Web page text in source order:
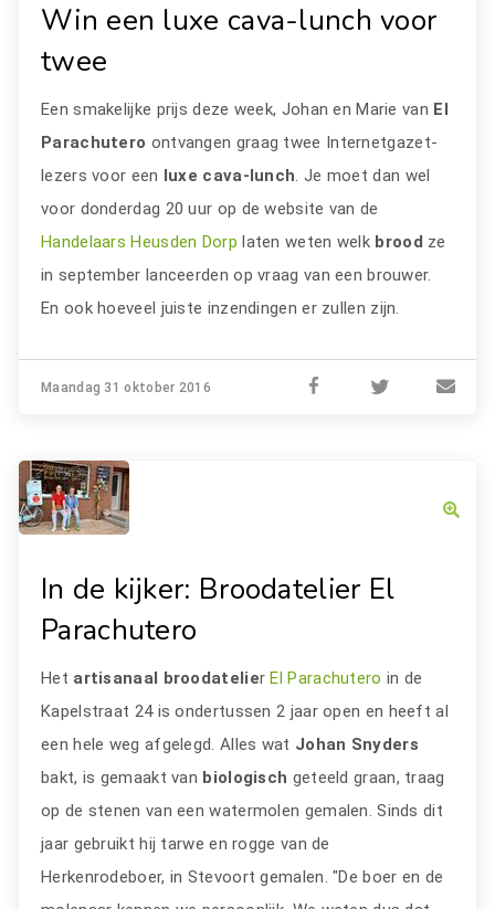
Win een luxe cava-lunch voor
twee
Een smakelijke prijs deze week, Johan en Marie van El
Parachutero ontvangen graag twee Internetgazet-
lezers voor een luxe cava-lunch. Je moet dan wel
voor donderdag 20 uur op de website van de
Handelaars Heusden Dorp laten weten welk brood ze
in september lanceerden op vraag van een brouwer.
En ook hoeveel juiste inzendingen er zullen zijn.
Maandag 31 oktober 2016
In de kijker: Broodatelier El
Parachutero
Het artisanaal broodatelierEl Parachutero in de
Kapelstraat 24 is ondertussen 2 jaar open en heeft al
een hele weg afgelegd. Alles wat Johan Snyders
bakt, is gemaakt van biologisch geteeld graan, traag
op de stenen van een watermolen gemalen. Sinds dit
jaar gebruikt hij tarwe en rogge van de
Herkenrodeboer, in Stevoort gemalen. "De boer en de